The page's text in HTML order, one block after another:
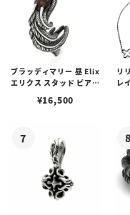
ブラッディマリー 昼 Elix
エリクス スタッド ピアス
¥16,500
リ
レ